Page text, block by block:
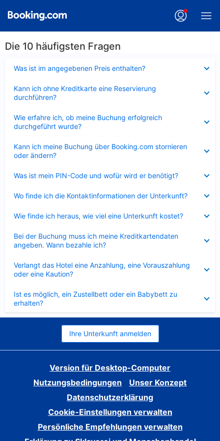
Die 10 häufigsten Fragen
Was ist im angegebenen Preis enthalten?
Kann ich ohne Kreditkarte eine Reservierung
durchführen?
Wie erfahre ich, ob meine Buchung erfolgreich
durchgeführt wurde?
Kann ich meine Buchung über Booking.com stornieren
oder ändern?
Was ist mein PIN-Code und wofür wird er benötigt?
Wo finde ich die Kontaktinformationen der Unterkunft?
Wie finde ich heraus, wie viel eine Unterkunft kostet?
Bei der Buchung muss ich meine Kreditkartendaten
angeben. Wann bezahle ich?
Verlangt das Hotel eine Anzahlung, eine Vorauszahlung
oder eine Kaution?
Ist es möglich, ein Zustellbett oder ein Babybett zu
erhalten?
Ihre Unterkunft anmelden
Version für Desktop-Computer
Nutzungsbedingungen
Unser Konzept
Datenschutzerklärung
Cookie-Einstellungen verwalten
Persönliche Empfehlungen verwalten